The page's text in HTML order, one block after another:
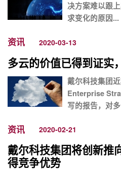
决方案难以跟
求变化的原因...
资讯 2020-03-13
多云的价值已得到证实
戴尔科技集团
Enterprise
写的报告，对
资讯 2020-02-21
戴尔科技集团将创新推
得竞争优势